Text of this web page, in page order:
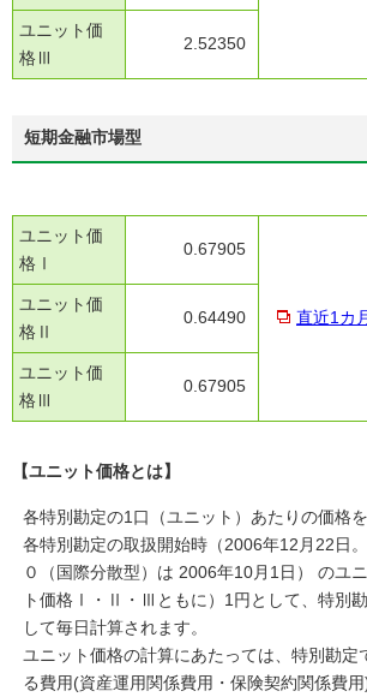
ユニット価
格Ⅲ
2.52350
短期金融市場型
ユニット価
格Ⅰ
0.67905
直近1カ
ユニット価
格Ⅱ
0.64490
ユニット価
格Ⅲ
0.67905
【ユニット価格とは】
各特別勘定の1口（ユニット）あたりの価格を
各特別勘定の取扱開始時（2006年12月22日
０（国際分散型）は 2006年10月1日） のユ
ト価格Ⅰ・Ⅱ・Ⅲともに）1円として、特別
して毎日計算されます。
ユニット価格の計算にあたっては、特別勘定
る費用(資産運用関係費用・保険契約関係費